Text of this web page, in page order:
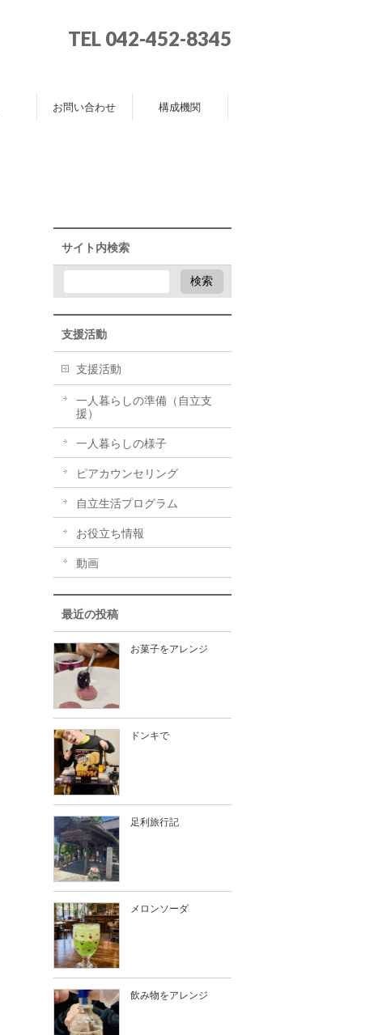
TEL 042-452-8345
お問い合わせ 構成機関
サイト内検索
支援活動
支援活動
一人暮らしの準備（自立支
援）
一人暮らしの様子
ピアカウンセリング
自立生活プログラム
お役立ち情報
動画
最近の投稿
お菓子をアレンジ
ドンキで
足利旅行記
メロンソーダ
飲み物をアレンジ